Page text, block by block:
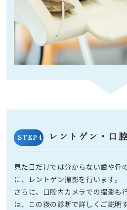
STEP4 レントゲン・口
見た目だけでは分からない歯や骨
に、レントゲン撮影を行います。
さらに、口腔内カメラでの撮影も
は、この後の診断で詳しくご説明